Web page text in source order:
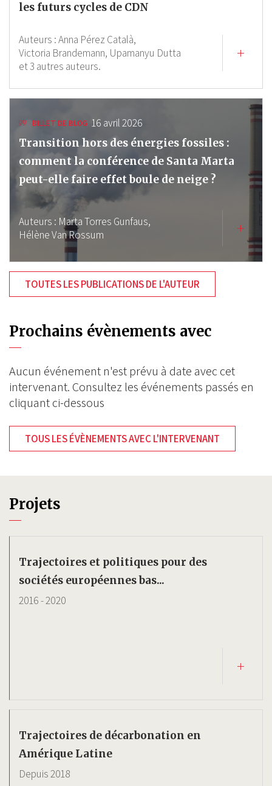
les futurs cycles de CDN
Auteurs :Anna Pérez Català,
Victoria Brandemann, Upamanyu Dutta
et 3 autres auteurs.
BILLET DE BLOG 16 avril 2026
Transition hors des énergies fossiles :
comment la conférence de Santa Marta
peut-elle faire effet boule de neige ?
Auteurs : Marta Torres Gunfaus,
Hélène Van Rossum
TOUTES LES PUBLICATIONS DE L'AUTEUR
Prochains évènements avec
Aucun événement n'est prévu à date avec cet
intervenant. Consultez les événements passés en
cliquant ci-dessous
TOUS LES ÉVÈNEMENTS AVEC L'INTERVENANT
Projets
Trajectoires et politiques pour des
sociétés européennes bas...
2016-2020
Trajectoires de décarbonation en
Amérique Latine
Depuis2018